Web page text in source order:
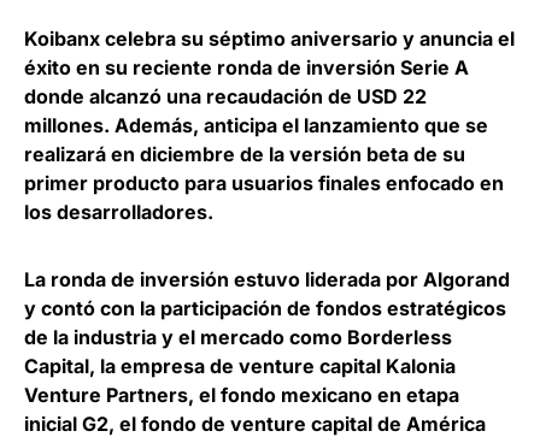
Koibanx celebra su séptimo aniversario y anuncia el
éxito en su reciente ronda de inversión Serie A
donde alcanzó una recaudación de USD 22
millones. Además, anticipa el lanzamiento que se
realizará en diciembre de la versión beta de su
primer producto para usuarios finales enfocado en
los desarrolladores.
La ronda de inversión estuvo liderada por Algorand
y contó con la participación de fondos estratégicos
de la industria y el mercado como Borderless
Capital, la empresa de venture capital Kalonia
Venture Partners, el fondo mexicano en etapa
inicial G2, el fondo de venture capital de América